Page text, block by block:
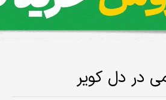
در دل کویر